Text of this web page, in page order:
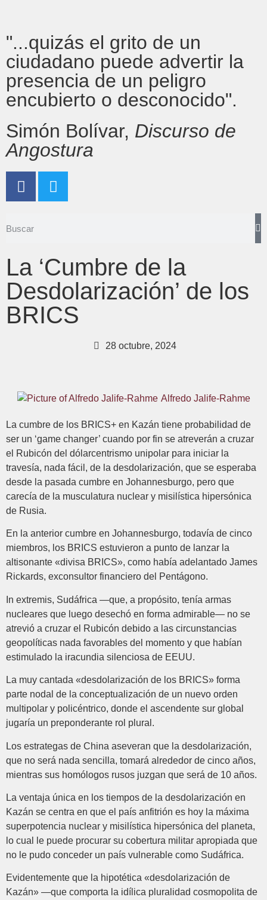
"...quizás el grito de un
ciudadano puede advertir la
presencia de un peligro
encubierto o desconocido".
Simón Bolívar, Discurso de
Angostura
La ‘Cumbre de la
Desdolarización’ de los
BRICS
28 octubre, 2024
Alfredo Jalife-Rahme
La cumbre de los BRICS+ en Kazán tiene probabilidad de
ser un ‘game changer’ cuando por fin se atreverán a cruzar
el Rubicón del dólarcentrismo unipolar para iniciar la
travesía, nada fácil, de la desdolarización, que se esperaba
desde la pasada cumbre en Johannesburgo, pero que
carecía de la musculatura nuclear y misilística hipersónica
de Rusia.
En la anterior cumbre en Johannesburgo, todavía de cinco
miembros, los BRICS estuvieron a punto de lanzar la
altisonante «divisa BRICS», como había adelantado James
Rickards, exconsultor financiero del Pentágono.
In extremis, Sudáfrica —que, a propósito, tenía armas
nucleares que luego desechó en forma admirable— no se
atrevió a cruzar el Rubicón debido a las circunstancias
geopolíticas nada favorables del momento y que habían
estimulado la iracundia silenciosa de EEUU.
La muy cantada «desdolarización de los BRICS» forma
parte nodal de la conceptualización de un nuevo orden
multipolar y policéntrico, donde el ascendente sur global
jugaría un preponderante rol plural.
Los estrategas de China aseveran que la desdolarización,
que no será nada sencilla, tomará alrededor de cinco años,
mientras sus homólogos rusos juzgan que será de 10 años.
La ventaja única en los tiempos de la desdolarización en
Kazán se centra en que el país anfitrión es hoy la máxima
superpotencia nuclear y misilística hipersónica del planeta,
lo cual le puede procurar su cobertura militar apropiada que
no le pudo conceder un país vulnerable como Sudáfrica.
Evidentemente que la hipotética «desdolarización de
Kazán» —que comporta la idílica pluralidad cosmopolita de